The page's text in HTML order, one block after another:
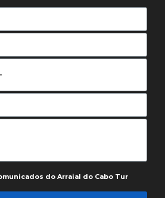
do Arraial do Cabo Tur